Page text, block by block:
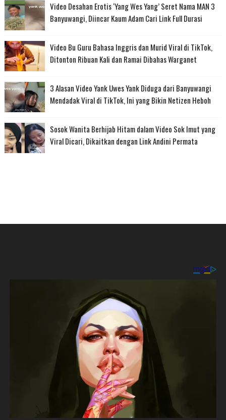
Video Desahan Erotis ‘Yang Wes Yang’ Seret Nama MAN 3
Banyuwangi, Diincar Kaum Adam Cari Link Full Durasi
Video Bu Guru Bahasa Inggris dan Murid Viral di TikTok,
Ditonton Ribuan Kali dan Ramai Dibahas Warganet
3 Alasan Video Yank Uwes Yank Diduga dari Banyuwangi
Mendadak Viral di TikTok, Ini yang Bikin Netizen Heboh
Sosok Wanita Berhijab Hitam dalam Video Sok Imut yang
Viral Dicari, Dikaitkan dengan Link Andini Permata